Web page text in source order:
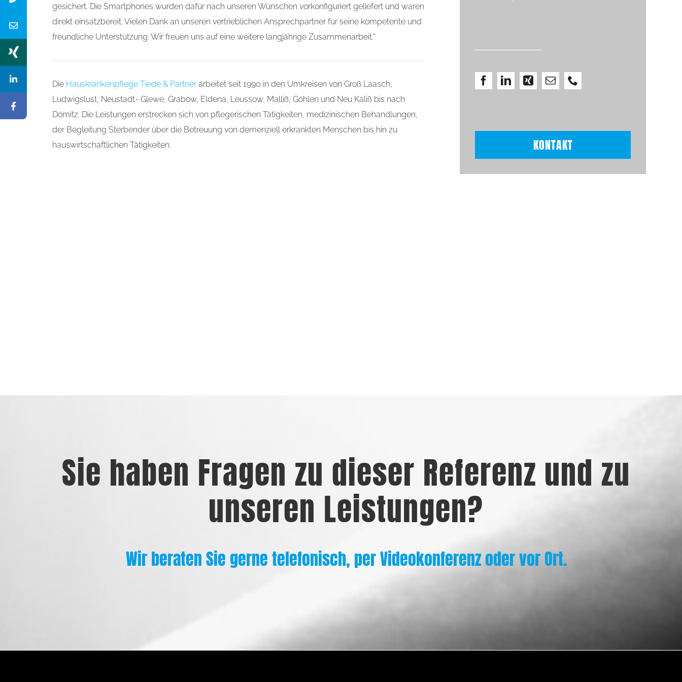
gesichert. Die Smartphones wurden dafür nach unseren Wünschen vorkonfiguriert geliefert und waren
direkt einsatzbereit. Vielen Dank an unseren vertrieblichen Ansprechpartner für seine kompetente und
freundliche Unterstützung. Wir freuen uns auf eine weitere langjährige Zusammenarbeit.“
Die Hauskrankenpflege Tiede & Partner arbeitet seit 1990 in den Umkreisen von Groß Laasch,
Ludwigslust, Neustadt- Glewe, Grabow, Eldena, Leussow, Malliß, Göhlen und Neu Kaliß bis nach
Dömitz. Die Leistungen erstrecken sich von pflegerischen Tätigkeiten, medizinischen Behandlungen,
der Begleitung Sterbender über die Betreuung von demenziell erkrankten Menschen bis hin zu
hauswirtschaftlichen Tätigkeiten.
Zeitersparnis für...
KONTAKT
Sie haben Fragen zu dieser Referenz und zu
unseren Leistungen?
Wir beraten Sie gerne telefonisch, per Videokonferenz oder vor Ort.